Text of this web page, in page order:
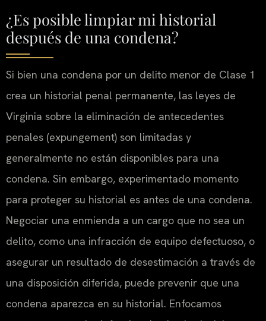
¿Es posible limpiar mi historial
después de una condena?
Si bien una condena por un delito menor de Clase 1
crea un historial penal permanente, las leyes de
Virginia sobre la eliminación de antecedentes
penales (expungement) son limitadas y
generalmente no están disponibles para una
condena. Sin embargo, experimentado momento
para proteger su historial es antes de una condena.
Negociar una enmienda a un cargo que no sea un
delito, como una infracción de equipo defectuoso, o
asegurar un resultado de desestimación a través de
una disposición diferida, puede prevenir que una
condena aparezca en su historial. Enfocamos